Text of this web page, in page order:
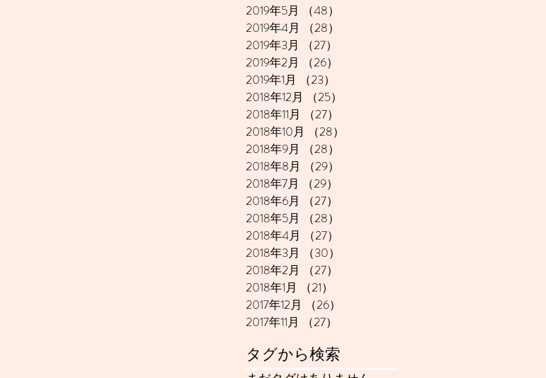
2019年5月
（48）
2019年4月
（28）
2019年3月
（27）
2019年2月
（26）
2019年1月
（23）
2018年12月
（25）
2018年11月
（27）
2018年10月
（28）
2018年9月
（28）
2018年8月
（29）
2018年7月
（29）
2018年6月
（27）
2018年5月
（28）
2018年4月
（27）
2018年3月
（30）
2018年2月
（27）
2018年1月
（21）
2017年12月
（26）
2017年11月
（27）
タグから検索